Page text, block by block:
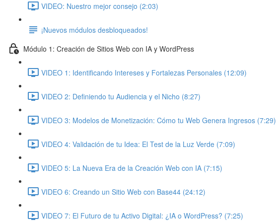
VIDEO: Nuestro mejor consejo (2:03)
¡Nuevos módulos desbloqueados!
Módulo 1: Creación de Sitios Web con IA y WordPress
VIDEO 1: Identificando Intereses y Fortalezas Personales (12:09)
VIDEO 2: Definiendo tu Audiencia y el Nicho (8:27)
VIDEO 3: Modelos de Monetización: Cómo tu Web Genera Ingresos (7:29)
VIDEO 4: Validación de tu Idea: El Test de la Luz Verde (7:09)
VIDEO 5: La Nueva Era de la Creación Web con IA (7:15)
VIDEO 6: Creando un Sitio Web con Base44 (24:12)
VIDEO 7: El Futuro de tu Activo Digital: ¿IA o WordPress? (7:25)